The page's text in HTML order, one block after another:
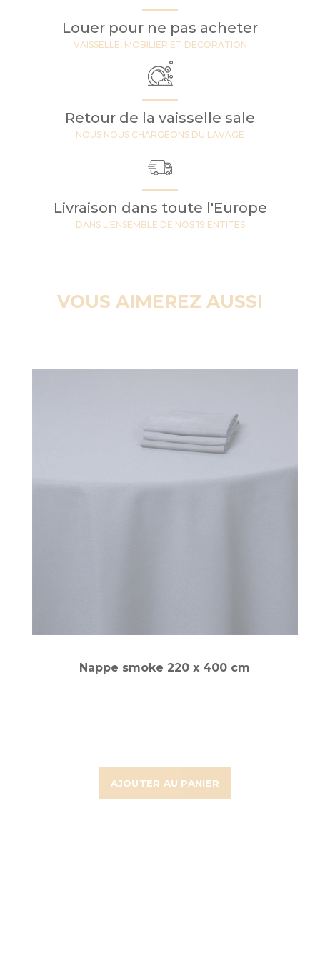
Louer pour ne pas acheter
VAISSELLE, MOBILIER ET DECORATION
Retour de la vaisselle sale
NOUS NOUS CHARGEONS DU LAVAGE
Livraison dans toute l'Europe
DANS L'ENSEMBLE DE NOS 19 ENTITES
VOUS AIMEREZ AUSSI
AJOUTER AU PANIER
Nappe smoke 220 x 400 cm